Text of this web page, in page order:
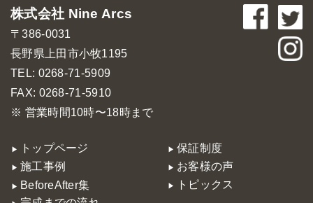
株式会社 Nine Arcs
〒386-0031
長野県上田市小牧1195
TEL: 0268-71-5909
FAX: 0268-71-5910
※ 営業時間10時〜18時まで
トップページ
施工事例
BeforeAfter集
保証制度
お客様の声
トピックス